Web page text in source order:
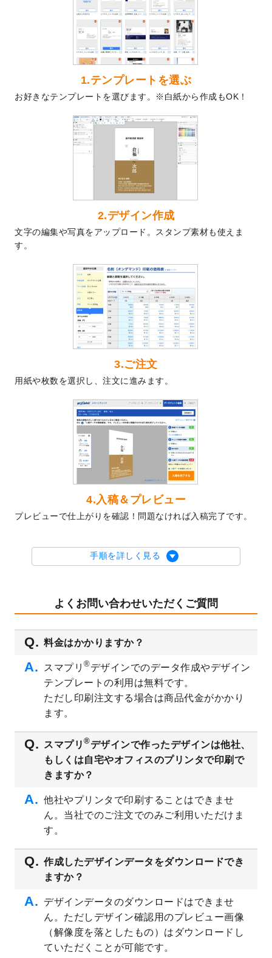
を公開いたしました。
喪中はがきのデザインテンプレート
いたしました。
2025年版1月始まりのカレンダーデザイン
テンプレート
を公開いたしました。
なりました！
プラスチックカードのデザインテンプレー
トを追加しました。
回数券のデザインテンプレート
した。
暑中見舞いのデザインテンプレート
しました。
メッセージカードのデザインテンプレート
を追加しました。
2024/6/14
エコノミータイプののぼりが作成できるよ
うになりました！
【新商品】のぼり
が作成できるようになり
ました！
DMのデザインテンプレートを追加しまし
た。
【新商品】ステッカー
なりました！
2024年版4月始まりのカレンダーデザイン
テンプレートを公開いたしました。
2024年辰年の年賀ポスターデザインテンプ
レート
を公開いたしました。
箔押し年賀状のデザインテンプレート
開いたしました。
クリアファイル、封筒、うちわにてオリジ
ナルデザインで作成できるようになりまし
た！
を公開いたしました。
2023/9/1
2024年版1月始まりのカレンダーデザイン
オリジナルサイズ、変型サイズで作成でき
るようになりました！
2023/8/18
チケットのデザインテンプレートを追加し
ました。
2023/8/7
【新商品】チケット
が作成できるようにな
りました！
美容・エステのチラシデザインテンプレー
トを追加しました。
いたしました。
2023/6/12
うちわのデザインテンプレート
を公開いた
しました。
を公開いたしました。
2023/5/9
書類カバー（見積書表紙）のデザインテン
追加しました。
2023/4/20
2023/4/18
セミナー・講演会のチラシデザインテンプ
レートを追加しました。
2023/4/18
スポーツジム・フィットネスクラブのチラ
シデザインテンプレート
1.テンプレートを選ぶ
お好きなテンプレートを選びます。※白紙から作成もOK！
2.デザイン作成
文字の編集や写真をアップロード。スタンプ素材も使えま
す。
3.ご注文
用紙や枚数を選択し、注文に進みます。
4.入稿＆プレビュー
プレビューで仕上がりを確認！問題なければ入稿完了です。
手順を詳しく見る
よくお問い合わせいただくご質問
料金はかかりますか？
スマプリ ®デザインでのデータ作成やデザイン
テンプレートの利用は無料です。
ただし印刷注文する場合は商品代金がかかり
ます。
スマプリ ®デザインで作ったデザインは他社、
もしくは自宅やオフィスのプリンタで印刷で
きますか？
他社やプリンタで印刷することはできませ
ん。当社でのご注文でのみご利用いただけま
す。
作成したデザインデータをダウンロードでき
ますか？
デザインデータのダウンロードはできませ
ん。ただしデザイン確認用のプレビュー画像
（解像度を落としたもの）はダウンロードし
ていただくことが可能です。